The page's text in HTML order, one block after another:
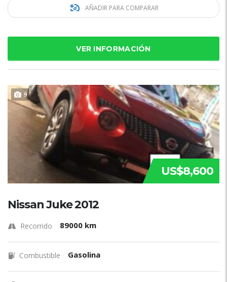
AÑADIR PARA COMPARAR
VER INFORMACIÓN
9
US$8,600
Nissan Juke 2012
Recorrido 89000 km
Combustible Gasolina